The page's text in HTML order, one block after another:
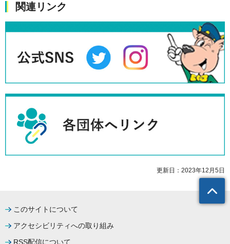
関連リンク
更新日：2023年12月5日
このサイトについて
アクセシビリティへの取り組み
RSS配信について